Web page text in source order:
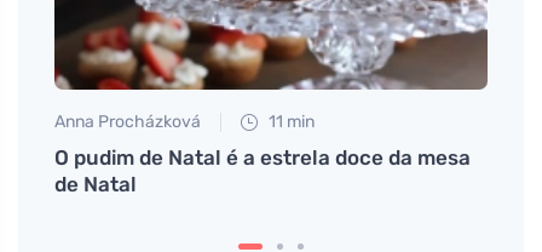
Anna Procházková 11 min
O pudim de Natal é a estrela doce da mesa
de Natal